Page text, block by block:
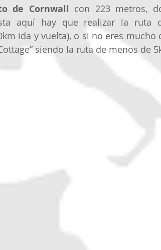
de Cornwall con 223 metros,
aquí hay que realizar la ruta
ida y vuelta), o si no eres mucho
siendo la ruta de menos de